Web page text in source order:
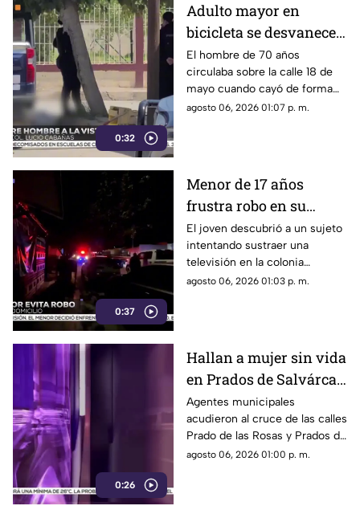
0:32
Adulto mayor en
bicicleta se desvanece y
pierde la vida en la
colonia Lucio Cabañas
El hombre de 70 años
circulaba sobre la calle 18 de
mayo cuando cayó de forma
repentina; paramédicos
agosto 06, 2026 01:07 p. m.
0:37
Menor de 17 años
frustra robo en su
domicilio de
Cuauhtémoc; resulta
herido de la mano
El joven descubrió a un sujeto
intentando sustraer una
televisión en la colonia
Reforma; tras forcejear con el
agosto 06, 2026 01:03 p. m.
0:26
Hallan a mujer sin vida
en Prados de Salvárcar;
cuerpo no presentaba
huellas de violencia
Agentes municipales
acudieron al cruce de las calles
Prado de las Rosas y Prados de
Azucenas tras el reporte del
agosto 06, 2026 01:00 p. m.